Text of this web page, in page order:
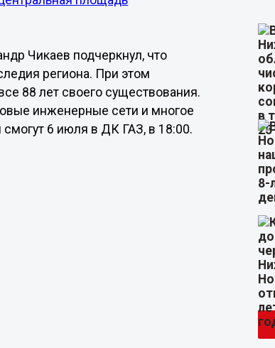
Чикаев подчеркнул, что
региона. При этом
88 лет своего существования.
инженерные сети и многое
6 июля в ДК ГАЗ, в 18:00.